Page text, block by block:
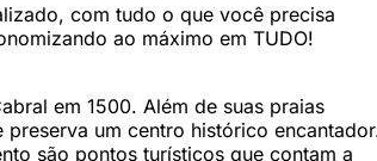
com tudo o que você precisa
ao máximo em TUDO!
em 1500. Além de suas praias
um centro histórico
são pontos turísticos que contam a